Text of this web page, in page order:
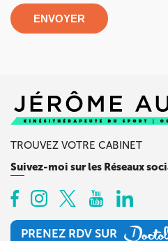
ENVOYER
TROUVEZ VOTRE CABINET
Suivez-moi sur les Réseaux
PRENEZ RDV SUR